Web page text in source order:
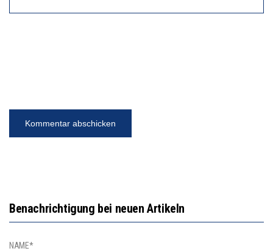
Benachrichtigung bei neuen Artikeln
NAME*